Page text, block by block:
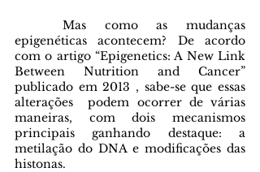
epigenéticas acontecem? De acordo
com o artigo “Epigenetics: A New Link
Between Nutrition and Cancer”
publicado em 2013 , sabe-se que essas
alterações  podem ocorrer de várias
maneiras, com dois mecanismos
principais ganhando destaque: a
metilação do DNA e modificações das
histonas.